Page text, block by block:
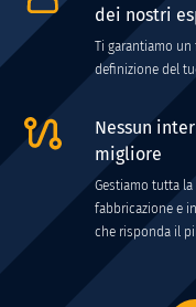
dei nostri
Ti garantiamo
definizione del
Nessun
migliore
Gestiamo tutta
fabbricazione e
che risponda il